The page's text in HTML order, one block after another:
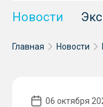
Новости
Главная Новости
06 октября